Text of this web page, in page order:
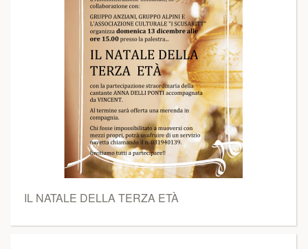
IL NATALE DELLA TERZA ETÀ